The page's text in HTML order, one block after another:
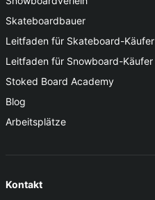
Skateboardbauer
Leitfaden für Skateboard-Käufer
Leitfaden für Snowboard-Käufer
Stoked Board Academy
Blog
Arbeitsplätze
Kontakt